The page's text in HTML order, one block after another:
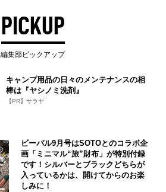
PICKUP
編集部ピックアップ
キャンプ用品の日々のメンテナンスの相
棒は『ヤシノミ洗剤』
【PR】サラヤ
ビーパル9月号はSOTOとのコラボ企
画「ミニマル“旅”財布」が特別付録
です！シルバーとブラックどちらが
入っているかは、開けてからのお楽
しみに！